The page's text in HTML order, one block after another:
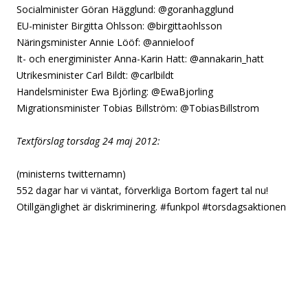
Socialminister Göran Hägglund: @goranhagglund
EU-minister Birgitta Ohlsson: @birgittaohlsson
Näringsminister Annie Lööf: @annieloof
It- och energiminister Anna-Karin Hatt: @annakarin_hatt
Utrikesminister Carl Bildt: @carlbildt
Handelsminister Ewa Björling: @EwaBjorling
Migrationsminister Tobias Billström: @TobiasBillstrom
Textförslag torsdag 24 maj 2012:
(ministerns twitternamn)
552 dagar har vi väntat, förverkliga Bortom fagert tal nu!
Otillgänglighet är diskriminering. #funkpol #torsdagsaktionen